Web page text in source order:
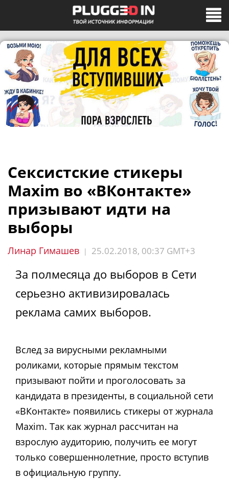
Сексистские стикеры
Maxim во «ВКонтакте»
призывают идти на
выборы
Линар Гимашев | 25.02.2018, 00:37 GMT+3
За полмесяца до выборов в Сети
серьезно активизировалась
реклама самих выборов.
Вслед за вирусными рекламными
роликами, которые прямым текстом
призывают пойти и проголосовать за
кандидата в президенты, в социальной сети
«ВКонтакте» появились стикеры от журнала
Maxim. Так как журнал рассчитан на
взрослую аудиторию, получить ее могут
только совершеннолетние, просто вступив
в официальную группу.